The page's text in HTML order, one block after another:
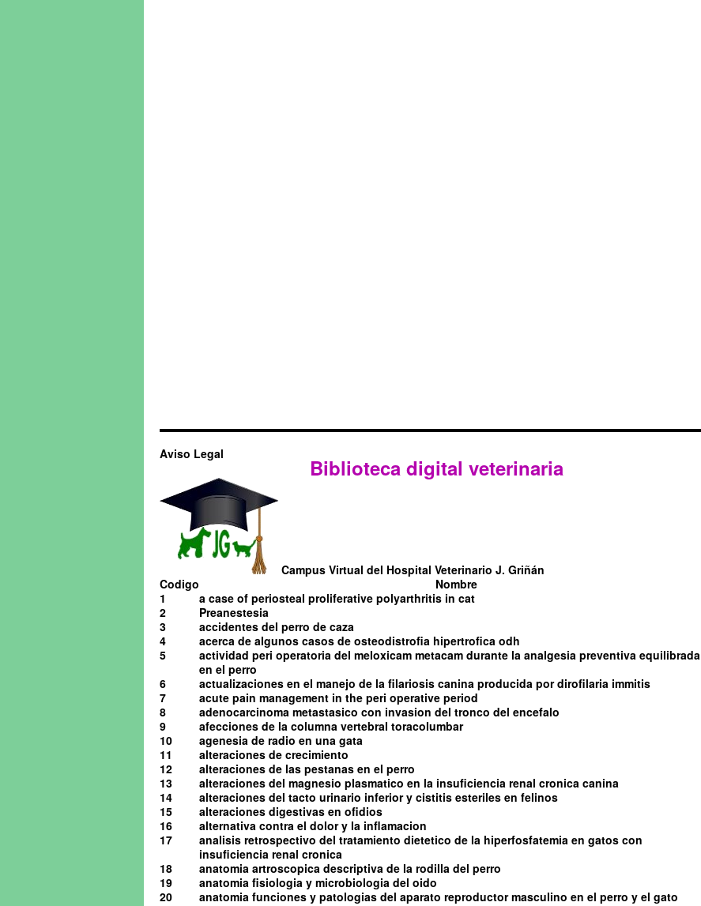
Aviso Legal
Biblioteca digital veterinaria
Campus Virtual del Hospital Veterinario J. Griñán
Codigo
Nombre
1
a case of periosteal proliferative polyarthritis in cat
2
Preanestesia
3
accidentes del perro de caza
4
acerca de algunos casos de osteodistrofia hipertrofica odh
5
actividad peri operatoria del meloxicam metacam durante la analgesia preventiva equilibrada
en el perro
6
actualizaciones en el manejo de la filariosis canina producida por dirofilaria immitis
7
acute pain management in the peri operative period
8
adenocarcinoma metastasico con invasion del tronco del encefalo
9
afecciones de la columna vertebral toracolumbar
10
agenesia de radio en una gata
11
alteraciones de crecimiento
12
alteraciones de las pestanas en el perro
13
alteraciones del magnesio plasmatico en la insuficiencia renal cronica canina
14
alteraciones del tacto urinario inferior y cistitis esteriles en felinos
15
alteraciones digestivas en ofidios
16
alternativa contra el dolor y la inflamacion
17
analisis retrospectivo del tratamiento dietetico de la hiperfosfatemia en gatos con
insuficiencia renal cronica
18
anatomia artroscopica descriptiva de la rodilla del perro
19
anatomia fisiologia y microbiologia del oido
20
anatomia funciones y patologias del aparato reproductor masculino en el perro y el gato